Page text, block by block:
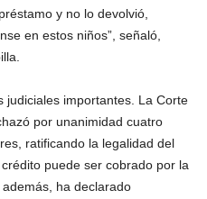
y no lo devolvió,
en estos niños”, señaló,
judiciales importantes. La Corte
por unanimidad cuatro
ratificando la legalidad del
puede ser cobrado por la
ha declarado